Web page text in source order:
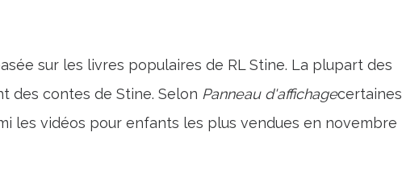
sur les livres populaires de RL Stine. La plupart des
des contes de Stine. Selon Panneau d'affichagecertaines
les vidéos pour enfants les plus vendues en novembre